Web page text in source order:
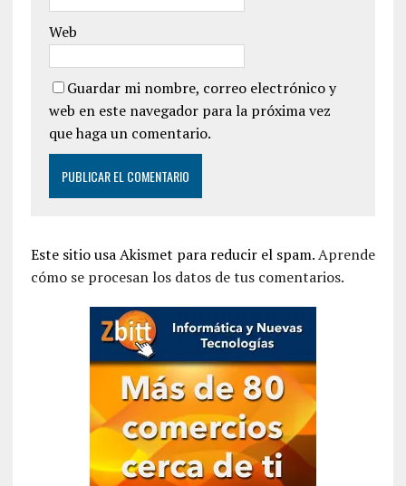
Web
Guardar mi nombre, correo electrónico y
web en este navegador para la próxima vez
que haga un comentario.
Este sitio usa Akismet para reducir el spam.Aprende
cómo se procesan los datos de tus comentarios.